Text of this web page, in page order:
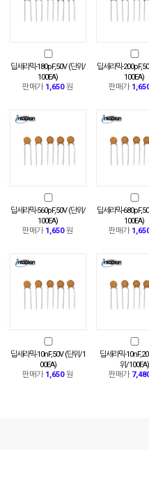
딥세라믹-180pF,50V (단위/
100EA)
판매가 1,650원
딥세라믹-
100EA)
판매가
딥세라믹-560pF,50V (단위/
100EA)
판매가 1,650원
딥세라믹-
100EA)
판매가
딥세라믹-10nF,50V (단위/1
00EA)
판매가 1,650원
딥세라믹-
위/100EA)
판매가